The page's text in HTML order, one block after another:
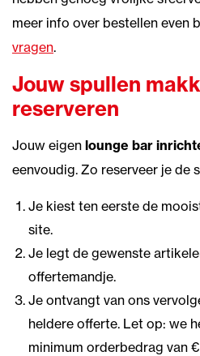
meer info over bestellen even
vragen.
Jouw spullen
reserveren
Jouw eigen lounge bar
eenvoudig. Zo reserveer je de
Je kiest ten eerste de
site.
Je legt de gewenste
offertemandje.
Je ontvangt van ons
heldere offerte. Let op: we
minimum orderbedrag van